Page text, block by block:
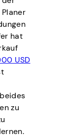
hat
USD
zu